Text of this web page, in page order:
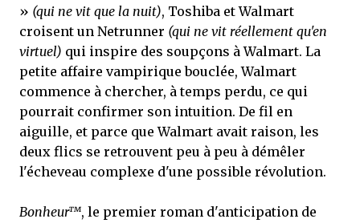
» (qui ne vit que la nuit), Toshiba et Walmart
croisent un Netrunner (qui ne vit réellement qu'en
virtuel) qui inspire des soupçons à Walmart. La
petite affaire vampirique bouclée, Walmart
commence à chercher, à temps perdu, ce qui
pourrait confirmer son intuition. De fil en
aiguille, et parce que Walmart avait raison, les
deux flics se retrouvent peu à peu à démêler
l'écheveau complexe d'une possible révolution.
Bonheur™, le premier roman d'anticipation de